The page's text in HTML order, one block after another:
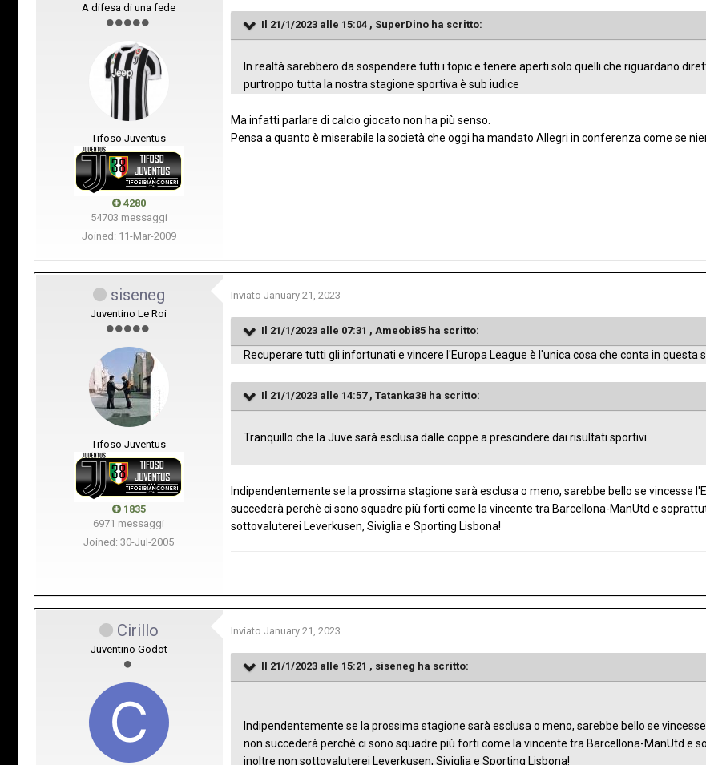
A difesa di una fede
Tifoso Juventus
4280
54703 messaggi
Joined: 11-Mar-2009
Il 21/1/2023 alle 15:04 , SuperDino ha scritto:
In realtà sarebbero da sospendere tutti i topic e tenere aperti solo quelli che riguardano
purtroppo tutta la nostra stagione sportiva è sub iudice
Ma infatti parlare di calcio giocato non ha più senso.
Pensa a quanto è miserabile la società che oggi ha mandato Allegri in conferenza come se
siseneg
Juventino Le Roi
Tifoso Juventus
1835
6971 messaggi
Joined: 30-Jul-2005
Inviato January 21, 2023
Il 21/1/2023 alle 07:31 , Ameobi85 ha scritto:
Recuperare tutti gli infortunati e vincere l'Europa League è l'unica cosa che conta in questa
Il 21/1/2023 alle 14:57 , Tatanka38 ha scritto:
Tranquillo che la Juve sarà esclusa dalle coppe a prescindere dai risultati sportivi.
Indipendentemente se la prossima stagione sarà esclusa o meno, sarebbe bello se vincesse
succederà perchè ci sono squadre più forti come la vincente tra Barcellona-ManUtd e
sottovaluterei Leverkusen, Siviglia e Sporting Lisbona!
Cirillo
Juventino Godot
Inviato January 21, 2023
Il 21/1/2023 alle 15:21 , siseneg ha scritto:
Indipendentemente se la prossima stagione sarà esclusa o meno, sarebbe bello se
non succederà perchè ci sono squadre più forti come la vincente tra Barcellona-ManUtd e
inoltre non sottovaluterei Leverkusen, Siviglia e Sporting Lisbona!